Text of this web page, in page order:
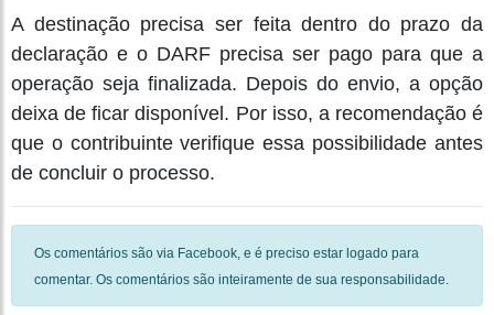
A destinação precisa ser feita dentro do prazo da
declaração e o DARF precisa ser pago para que a
operação seja finalizada. Depois do envio, a opção
deixa de ficar disponível. Por isso, a recomendação é
que o contribuinte verifique essa possibilidade antes
de concluir o processo.
Os comentários são via Facebook, e é preciso estar logado para
comentar. Os comentários são inteiramente de sua responsabilidade.